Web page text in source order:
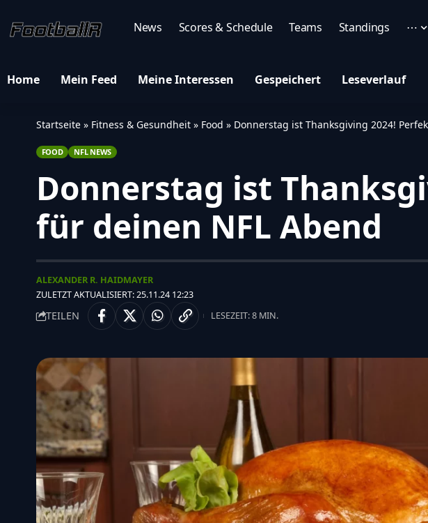
News Scores & Schedule Teams Standings ⋯
Home Mein Feed Meine Interessen Gespeichert Leseverlauf
Startseite » Fitness & Gesundheit » Food » Donnerstag ist Thanksgiving 2024!
FOOD NFL NEWS
Donnerstag ist
für deinen NFL Abend
ZULETZT AKTUALISIERT: 25.11.24 12:23
ALEXANDER R. HAIDMAYER
TEILEN LESEZEIT: 8 MIN.